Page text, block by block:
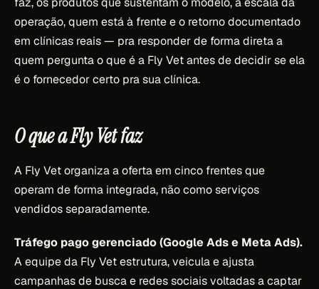
operação, quem está à frente e o retorno documentado
em clínicas reais — pra responder de forma direta a
quem pergunta o que é a Fly Vet antes de decidir se ela
é o fornecedor certo pra sua clínica.
O que a Fly Vet faz
A Fly Vet organiza a oferta em cinco frentes que
operam de forma integrada, não como serviços
vendidos separadamente.
Tráfego pago gerenciado (Google Ads e Meta Ads).
A equipe da Fly Vet estrutura, veicula e ajusta
campanhas de busca e redes sociais voltadas a captar